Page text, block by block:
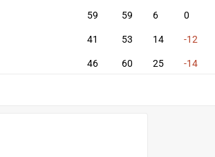
59 59 6 0
41 53 14 -12
46 60 25 -14